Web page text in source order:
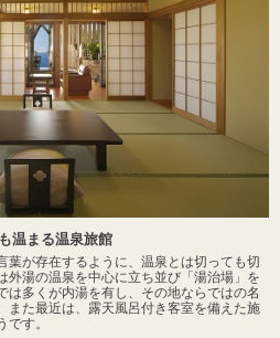
温まる温泉旅館
葉が存在するように、温泉とは切っても切
外湯の温泉を中心に立ち並び「湯治場」を
は多くが内湯を有し、その地ならではの名
また最近は、露天風呂付き客室を備えた施
す。